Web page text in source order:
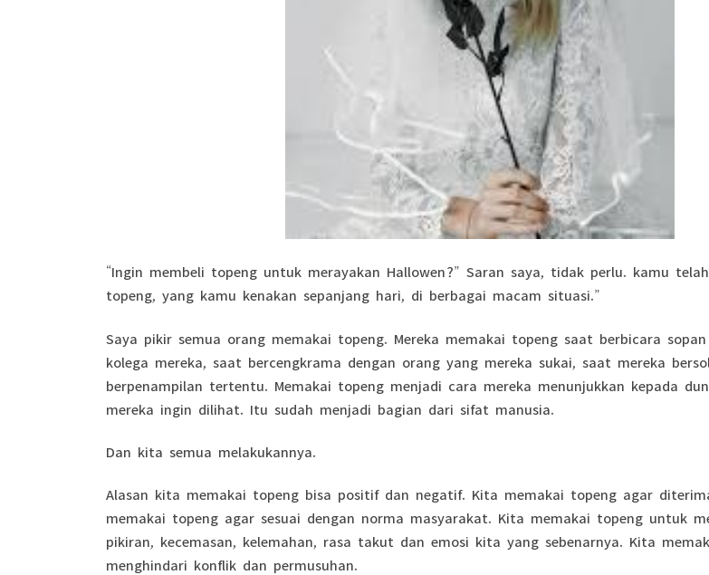
“Ingin membeli topeng untuk merayakan Hallowen?” Saran saya, tidak perlu. kamu
topeng, yang kamu kenakan sepanjang hari, di berbagai macam situasi.”
Saya pikir semua orang memakai topeng. Mereka memakai topeng saat berbicara
kolega mereka, saat bercengkrama dengan orang yang mereka sukai, saat mereka
berpenampilan tertentu. Memakai topeng menjadi cara mereka menunjukkan kepada
mereka ingin dilihat. Itu sudah menjadi bagian dari sifat manusia.
Dan kita semua melakukannya.
Alasan kita memakai topeng bisa positif dan negatif. Kita memakai topeng agar
memakai topeng agar sesuai dengan norma masyarakat. Kita memakai topeng untuk
pikiran, kecemasan, kelemahan, rasa takut dan emosi kita yang sebenarnya. Kita
menghindari konflik dan permusuhan.